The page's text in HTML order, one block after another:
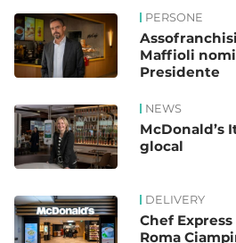
PERSONE
Maffioli
Presidente
NEWS
McDonald’s
glocal
DELIVERY
Chef Express
Roma